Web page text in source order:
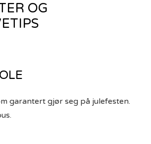
OG
garantert gjør seg på julefesten.